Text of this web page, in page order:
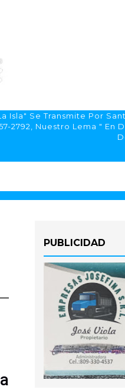
Se Transmite Por
Nuestro Lema " En
PUBLICIDAD